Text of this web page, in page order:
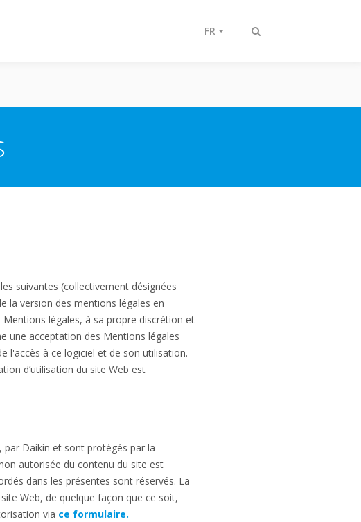
Afficher/masquer
FR
suivantes (collectivement désignées
la version des mentions légales en
légales, à sa propre discrétion et
une acceptation des Mentions légales
l'accès à ce logiciel et de son utilisation.
d’utilisation du site Web est
Daikin et sont protégés par la
autorisée du contenu du site est
dans les présentes sont réservés. La
Web, de quelque façon que ce soit,
via ce formulaire.